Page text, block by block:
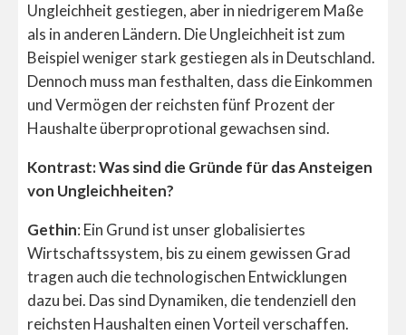
Ungleichheit gestiegen, aber in niedrigerem Maße
als in anderen Ländern. Die Ungleichheit ist zum
Beispiel weniger stark gestiegen als in Deutschland.
Dennoch muss man festhalten, dass die Einkommen
und Vermögen der reichsten fünf Prozent der
Haushalte überproprotional gewachsen sind.
Kontrast: Was sind die Gründe für das Ansteigen
von Ungleichheiten?
Gethin: Ein Grund ist unser globalisiertes
Wirtschaftssystem, bis zu einem gewissen Grad
tragen auch die technologischen Entwicklungen
dazu bei. Das sind Dynamiken, die tendenziell den
reichsten Haushalten einen Vorteil verschaffen.